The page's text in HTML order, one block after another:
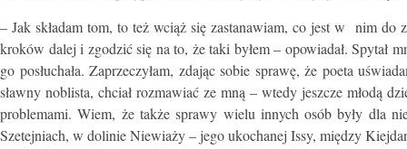
– Jak składam tom, to też wciąż się zastanawiam, co jest w nim do
kroków dalej i zgodzić się na to, że taki byłem – opowiadał. Spytał
go posłuchała. Zaprzeczyłam, zdając sobie sprawę, że poeta
sławny noblista, chciał rozmawiać ze mną – wtedy jeszcze młodą
problemami. Wiem, że także sprawy wielu innych osób były dla
Szetejniach, w dolinie Niewiaży – jego ukochanej Issy, między